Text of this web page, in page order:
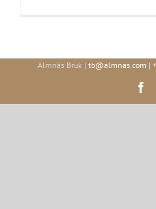
Almnäs Bruk | tb@almnas.com |